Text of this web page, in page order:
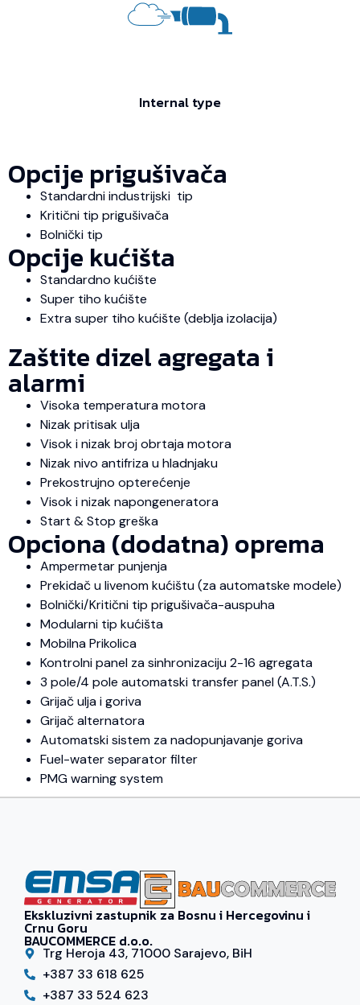
Internal type
Opcije prigušivača
Standardni industrijski tip
Kritični tip prigušivača
Bolnički tip
Opcije kućišta
Standardno kućište
Super tiho kućište
Extra super tiho kućište (deblja izolacija)
Zaštite dizel agregata i
alarmi
Visoka temperatura motora
Nizak pritisak ulja
Visok i nizak broj obrtaja motora
Nizak nivo antifriza u hladnjaku
Prekostrujno opterećenje
Visok i nizak napongeneratora
Start & Stop greška
Opciona (dodatna) oprema
Ampermetar punjenja
Prekidač u livenom kućištu (za automatske modele)
Bolnički/Kritični tip prigušivača-auspuha
Modularni tip kućišta
Mobilna Prikolica
Kontrolni panel za sinhronizaciju 2-16 agregata
3 pole/4 pole automatski transfer panel (A.T.S.)
Grijač ulja i goriva
Grijač alternatora
Automatski sistem za nadopunjavanje goriva
Fuel-water separator filter
PMG warning system
Ekskluzivni zastupnik za Bosnu i Hercegovinu i
Crnu Goru
BAUCOMMERCE d.o.o.
Trg Heroja 43, 71000 Sarajevo, BiH
+387 33 618 625
+387 33 524 623